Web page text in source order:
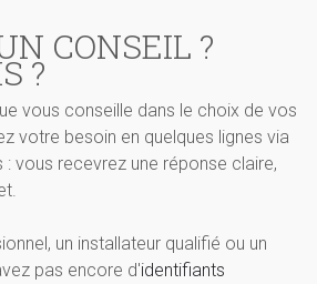
CONSEIL ?
?
vous conseille dans le choix de vos
votre besoin en quelques lignes via
vous recevrez une réponse claire,
un installateur qualifié ou un
pas encore d'identifiants